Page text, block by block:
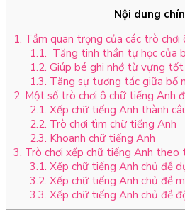
Nội dung
1. Tầm quan trọng của các trò
1.1. Tăng tinh thần tự học của
1.2. Giúp bé ghi nhớ từ vựng tốt
1.3. Tăng sự tương tác giữa bố
2. Một số trò chơi ô chữ tiếng Anh
2.1. Xếp chữ tiếng Anh thành
2.2. Trò chơi tìm chữ tiếng Anh
2.3. Khoanh chữ tiếng Anh
3. Trò chơi xếp chữ tiếng Anh theo
3.1. Xếp chữ tiếng Anh chủ đề
3.2. Xếp chữ tiếng Anh chủ đề
3.3. Xếp chữ tiếng Anh chủ đề